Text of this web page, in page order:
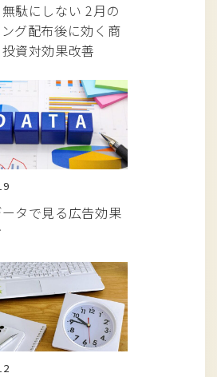
駄にしない 2月の
グ配布後に効く商
資対効果改善
タで見る広告効果